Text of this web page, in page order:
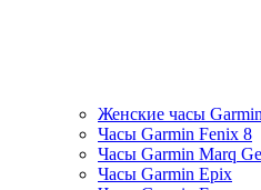
Женские часы Garmin
Часы Garmin Fenix 8
Часы Garmin Marq
Часы Garmin Epix